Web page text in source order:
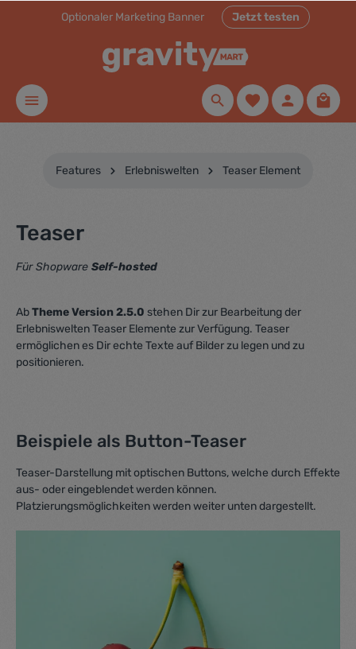
springenOptionaler Marketing Banner Jetzt testen
Features Erlebniswelten Teaser Element
Teaser
Für Shopware Self-hosted
AbTheme Version 2.5.0 stehen Dir zur Bearbeitung der
Erlebniswelten Teaser Elemente zur Verfügung. Teaser
ermöglichen es Dir echte Texte auf Bilder zu legen und zu
positionieren.
Beispiele als Button-Teaser
Teaser-Darstellung mit optischen Buttons, welche durch Effekte
aus- oder eingeblendet werden können.
Platzierungsmöglichkeiten werden weiter unten dargestellt.